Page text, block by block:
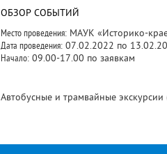
ОБЗОР СОБЫТИЙ
Место проведения: МАУК «Историко-
Дата проведения: 07.02.2022 по
Начало: 09.00-17.00 по заявкам
Автобусные и трамвайные экскурсии